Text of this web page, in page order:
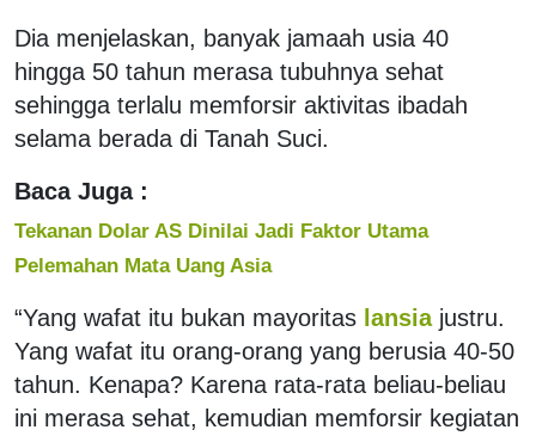
Dia menjelaskan, banyak jamaah usia 40
hingga 50 tahun merasa tubuhnya sehat
sehingga terlalu memforsir aktivitas ibadah
selama berada di Tanah Suci.
Baca Juga :
Tekanan Dolar AS Dinilai Jadi Faktor Utama
Pelemahan Mata Uang Asia
“Yang wafat itu bukan mayoritas lansia justru.
Yang wafat itu orang-orang yang berusia 40-50
tahun. Kenapa? Karena rata-rata beliau-beliau
ini merasa sehat, kemudian memforsir kegiatan